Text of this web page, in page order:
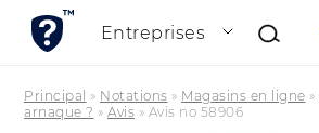
Entreprises
Principal » Notations » Magasins en ligne »
arnaque ? » Avis » Avis no 58906